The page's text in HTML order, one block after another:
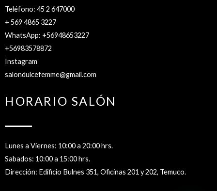
Teléfono: 45 2 647000
+ 569 4865 3227
WhatsApp: +56948653227
+56983578872
Instagram
salondulcefemme@gmail.com
HORARIO SALÓN
Lunes a Viernes: 10:00 a 20:00 hrs.
Sabados: 10:00 a 15:00 hrs.
Dirección: Edificio Bulnes 351, Oficinas 201 y 202, Temuco.